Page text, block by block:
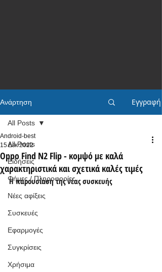
Ανάρτηση Εγγραφή
All Posts
Ειδήσεις
Φήμες / Πληροφορίες
Νέες αφίξεις
Συσκευές
Εφαρμογές
Συγκρίσεις
Χρήσιμα
All Posts
Oppo Find N2 Flip - κομψό με καλά
χαρακτηριστικά και σχετικά καλές τιμές
Android-best
15 Δεκ 2022
Η παρουσίαση της νέας συσκευής